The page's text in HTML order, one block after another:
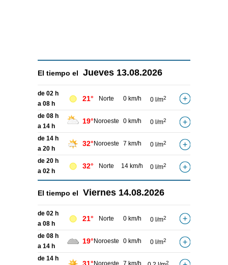
El tiempo el Jueves 13.08.2026
de 02 h
a 08 h
21° Norte 0 km/h 0 l/m2
de 08 h
a 14 h
19° Noroeste 0 km/h 0 l/m2
de 14 h
a 20 h
32° Noroeste 7 km/h 0 l/m2
de 20 h
a 02 h
32° Norte 14 km/h 0 l/m2
El tiempo el Viernes 14.08.2026
de 02 h
a 08 h
21° Norte 0 km/h 0 l/m2
de 08 h
a 14 h
19° Noroeste 0 km/h 0 l/m2
de 14 h
2